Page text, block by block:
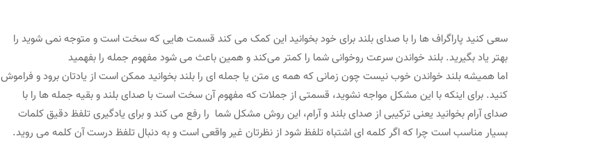
سعی کنید پاراگراف ها را با صدای بلند برای خود بخوانید این کمک می کند قسمت هایی که سخت است و متوجه نمی شوید را
بهتر یاد بگیرید. بلند خواندن سرعت روخوانی شما را کمتر می‌کند و همین باعث می شود مفهوم جمله را بفهمید
اما همیشه بلند خواندن خوب نیست چون زمانی که همه ی متن یا جمله ای را بلند بخوانید ممکن است از یادتان برود و فراموش
کنید. برای اینکه با این مشکل مواجه نشوید، قسمتی از جملات که مفهوم آن سخت است با صدای بلند و بقیه جمله ها را با
صدای آرام بخوانید یعنی ترکیبی از صدای بلند و آرام، این روش مشکل شما را رفع می کند و برای یادگیری تلفظ دقیق کلمات
بسیار مناسب است چرا که اگر کلمه ای اشتباه تلفظ شود از نظرتان غیر واقعی است و به دنبال تلفظ درست آن کلمه می روید.